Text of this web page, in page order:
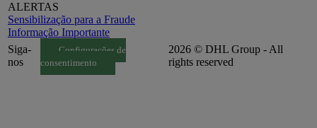
ALERTAS
Sensibilização para a Fraude
Informação Importante
Siga-
nos
Configurações de
consentimento
2026 © DHL Group - All
rights reserved